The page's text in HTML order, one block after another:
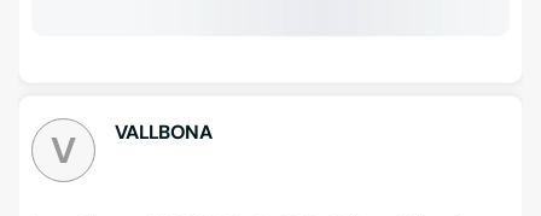
V VALLBONA